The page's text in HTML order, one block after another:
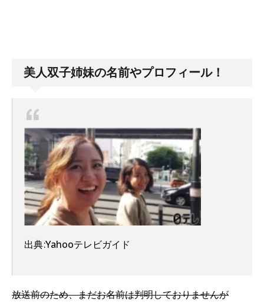
美人双子姉妹の名前やプロフィール！
出典:Yahooテレビガイド
放送前のため、まだお名前は判明しておりませんが